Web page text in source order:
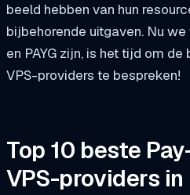
beeld hebben van hun
bijbehorende uitgaven. Nu
en PAYG zijn, is het tijd om
VPS-providers te bespreken!
Top 10 beste
VPS-providers